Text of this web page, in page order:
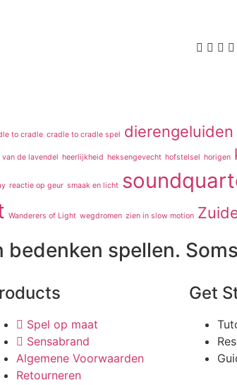
to cradle cradle to cradle spel dierengeluiden
van de lavendel heerlijkheid heksengevecht hofstelsel horigen
reactie op geur smaak en licht
Wanderers of Light wegdromen zien in slow motion
bedenken spellen.
Spel op maat
Sensabrand
Algemene Voorwaarden
Retourneren
Get